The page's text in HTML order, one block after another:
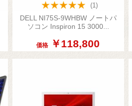
DELL NI75S-9WHBW ノートパ
ソコン Inspiron 15 3000...
価格 ￥118,800
(1)
簡易表示